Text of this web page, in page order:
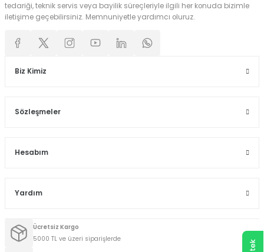
tedariği, teknik servis veya bayilik süreçleriyle ilgili her konuda bizimle
iletişime geçebilirsiniz. Memnuniyetle yardımcı oluruz.
Biz Kimiz
Sözleşmeler
Hesabım
Yardım
Ücretsiz Kargo
5000 TL ve üzeri siparişlerde